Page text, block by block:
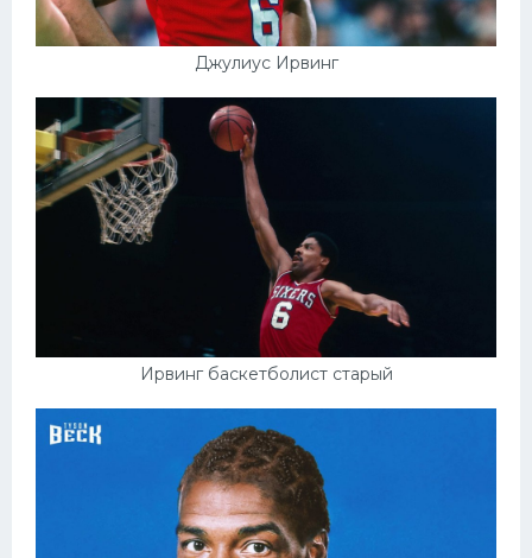
Джулиус Ирвинг
Ирвинг баскетболист старый